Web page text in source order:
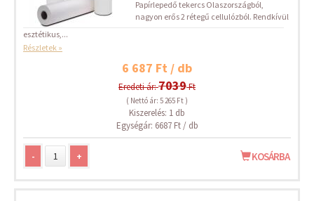
Papírlepedő tekercs Olaszországból,
nagyon erős 2 rétegű cellulózból. Rendkívül
esztétikus,...
Részletek »
6 687 Ft / db
Eredeti ár:7039Ft
( Nettó ár: 5 265 Ft )
Kiszerelés: 1 db
Egységár: 6687 Ft / db
- + KOSÁRBA